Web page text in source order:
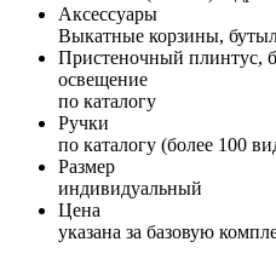
Аксессуары
Выкатные корзины,
Пристеночный плинтус,
освещение
по каталогу
Ручки
по каталогу (более 100
Размер
индивидуальный
Цена
указана за базовую